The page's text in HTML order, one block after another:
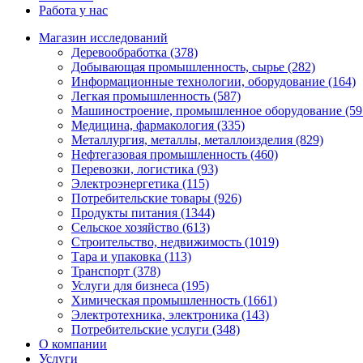
Работа у нас
Магазин исследований
Деревообработка (378)
Добывающая промышленность, сырье (282)
Информационные технологии, оборудование (164)
Легкая промышленность (587)
Машиностроение, промышленное оборудование
Медицина, фармакология (335)
Металлургия, металлы, металлоизделия (829)
Нефтегазовая промышленность (460)
Перевозки, логистика (93)
Электроэнергетика (115)
Потребительские товары (926)
Продукты питания (1344)
Сельское хозяйство (613)
Строительство, недвижимость (1019)
Тара и упаковка (113)
Транспорт (378)
Услуги для бизнеса (195)
Химическая промышленность (1661)
Электротехника, электроника (143)
Потребительские услуги (348)
О компании
Услуги